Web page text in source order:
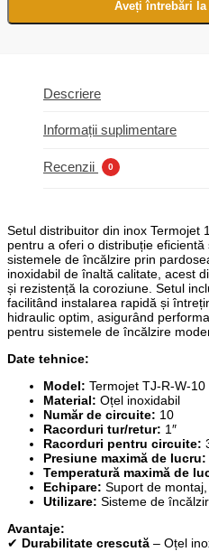
Aveți întrebări
Descriere
Informații suplimentare
Recenzii 0
Setul distribuitor din inox Termojet
pentru a oferi o distribuție
sistemele de încălzire prin
inoxidabil de înaltă calitate, acest
și rezistență la coroziune. Setul
facilitând instalarea rapidă și
hidraulic optim, asigurând
pentru sistemele de încălzire
Date tehnice:
Model: Termojet TJ-R-W-10
Material: Oțel inoxidabil
Număr de circuite: 10
Racorduri tur/retur: 1″
Racorduri pentru circuite:
Presiune maximă de lucru:
Temperatură maximă de
Echipare: Suport de
Utilizare: Sisteme de
Avantaje:
✔ Durabilitate crescută – Oțel